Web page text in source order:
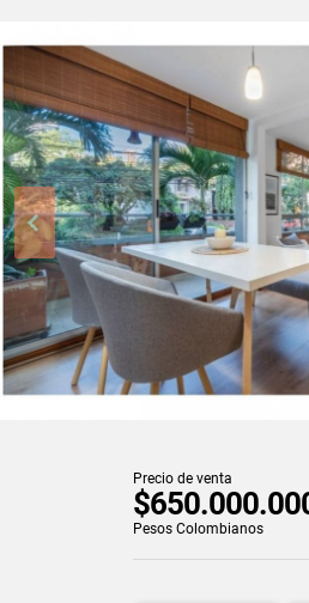
Precio de venta
Pesos Colombianos